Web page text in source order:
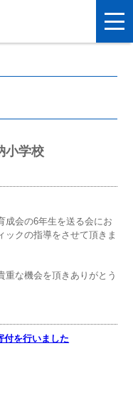
小学校
成会の6年生を送る会にお
ックの指導をさせて頂きま
重な機会を頂きありがとう
付を行いました